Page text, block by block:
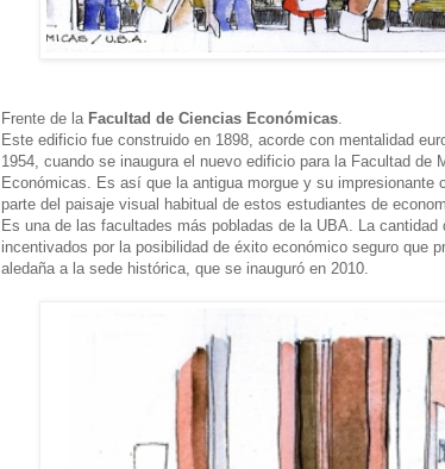
Frente de la Facultad de Ciencias Económicas.
Este edificio fue construido en 1898, acorde con mentalidad
1954, cuando se inaugura el nuevo edificio para la Facultad
Económicas. Es así que la antigua morgue y su
parte del paisaje visual habitual de estos estudiantes de
Es una de las facultades más pobladas de la UBA. La
incentivados por la posibilidad de éxito económico seguro que
aledaña a la sede histórica, que se inauguró en 2010.